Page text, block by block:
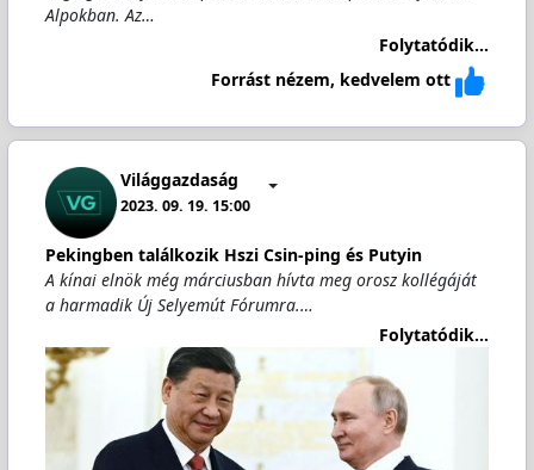
Alpokban. Az…
Folytatódik...
Forrást nézem, kedvelem ott
Világgazdaság
2023. 09. 19. 15:00
Pekingben találkozik Hszi Csin-ping és Putyin
A kínai elnök még márciusban hívta meg orosz kollégáját
a harmadik Új Selyemút Fórumra.…
Folytatódik...